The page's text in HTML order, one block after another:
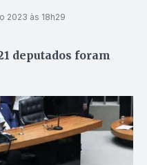
2023 às 18h29
deputados foram